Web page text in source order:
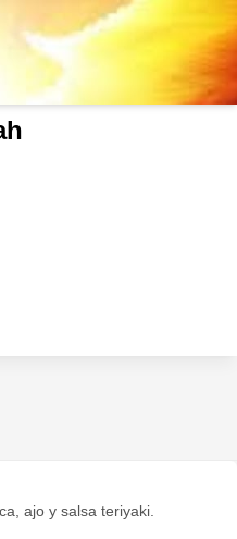
ajo y salsa teriyaki.